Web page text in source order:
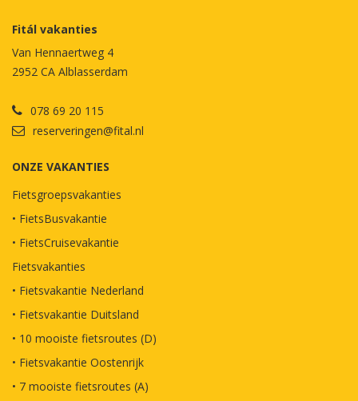
Fitál vakanties
Van Hennaertweg 4
2952 CA Alblasserdam
078 69 20 115
reserveringen@fital.nl
ONZE VAKANTIES
Fietsgroepsvakanties
• FietsBusvakantie
• FietsCruisevakantie
Fietsvakanties
• Fietsvakantie Nederland
• Fietsvakantie Duitsland
• 10 mooiste fietsroutes (D)
• Fietsvakantie Oostenrijk
• 7 mooiste fietsroutes (A)